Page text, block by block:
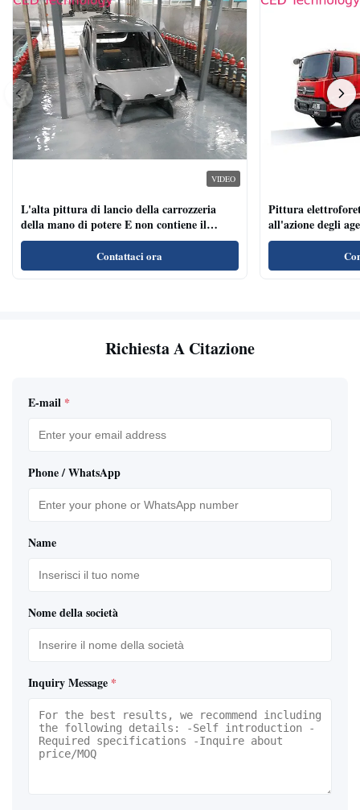
VIDEO
L'alta pittura di lancio della carrozzeria
della mano di potere E non contiene il
metallo pesante
Contattaci ora
Pittura
all'azione degli
per i veicoli
Richiesta A Citazione
E-mail *
Phone / WhatsApp
Name
Nome della società
Inquiry Message *